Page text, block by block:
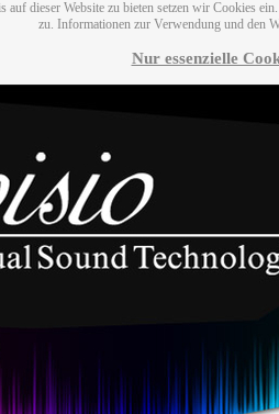
auf dieser Website zu bieten setzen wir Cookies
zu. Informationen zur Verwendung und den
Nur essenzielle